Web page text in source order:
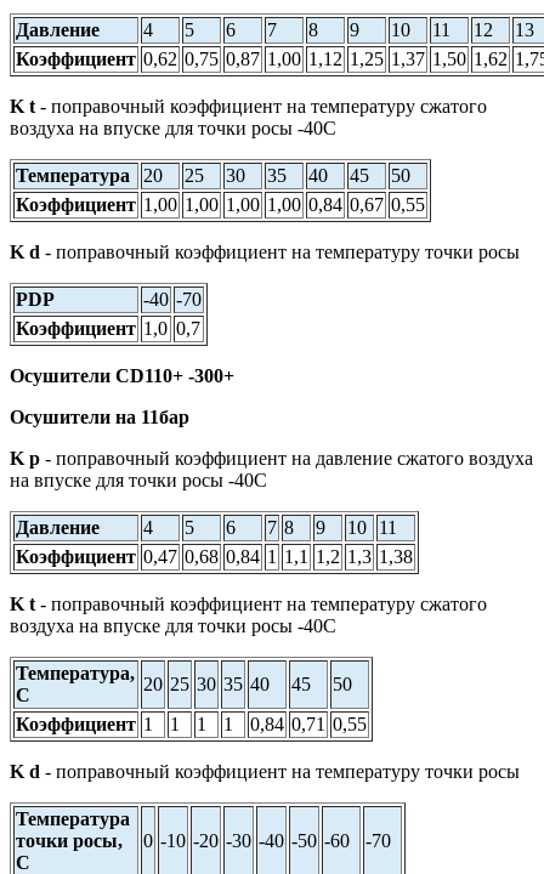
Давление 4 5 6 7 8 9 10 11 12
13
Коэффициент 0,62 0,75 0,87 1,00 1,12 1,25 1,37 1,50 1,62
K t - поправочный коэффициент на температуру сжатого
воздуха на впуске для точки росы -40С
Температура 20 25 30 35 40 45
50
Коэффициент 1,00 1,00 1,00 1,00 0,84 0,67 0,55
K d - поправочный коэффициент на температуру точки росы
PDP -40 -70
Коэффициент 1,0 0,7
Осушители CD110+ -300+
Осушители на 11бар
K p - поправочный коэффициент на давление сжатого воздуха
на впуске для точки росы -40С
Давление 4 5 6 7 8 9 10
11
Коэффициент 0,47 0,68 0,84 1 1,1 1,2 1,3 1,38
K t - поправочный коэффициент на температуру сжатого
воздуха на впуске для точки росы -40С
Температура,
С
20 25 30 35 40 45
50
Коэффициент 1 1 1 1 0,84 0,71 0,55
K d - поправочный коэффициент на температуру точки росы
Температура
точки росы,
С
0 -10 -20 -30 -40 -50 -60 -70